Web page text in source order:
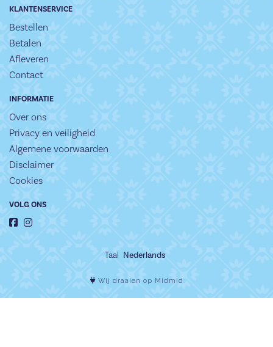
KLANTENSERVICE
Bestellen
Betalen
Afleveren
Contact
INFORMATIE
Over ons
Privacy en veiligheid
Algemene voorwaarden
Disclaimer
Cookies
VOLG ONS
Taal
Wij draaien op Midmid